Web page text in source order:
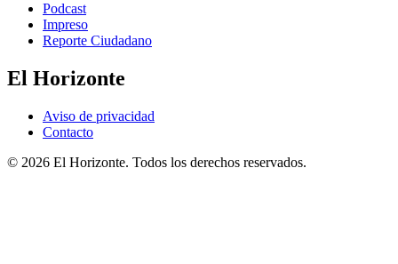
Podcast
Impreso
Reporte Ciudadano
El Horizonte
Aviso de privacidad
Contacto
© 2026 El Horizonte. Todos los derechos reservados.